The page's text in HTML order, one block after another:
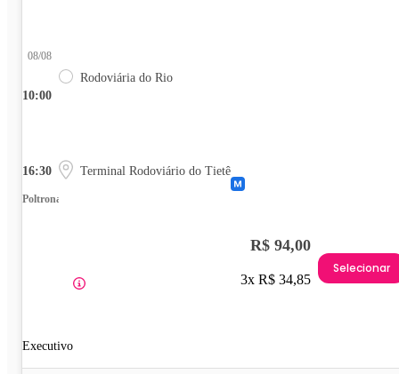
10:00
08/08
Rodoviária do Rio
16:30 Terminal Rodoviário do Tietê
Poltrona
Executivo
R$ 94,00
3x R$ 34,85
Selecionar